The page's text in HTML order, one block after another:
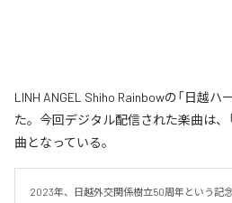
LINH ANGEL Shiho Rainbowの「日越
た。今回デジタル配信された楽曲は、
曲となっている。
2023年、日越外交関係樹立50周年という記